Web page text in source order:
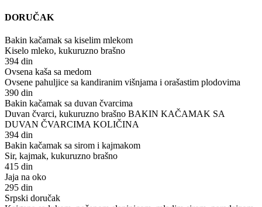
DORUČAK
Bakin kačamak sa kiselim mlekom
Kiselo mleko, kukuruzno brašno
394 din
Ovsena kaša sa medom
Ovsene pahuljice sa kandiranim višnjama i orašastim plodovima
390 din
Bakin kačamak sa duvan čvarcima
Duvan čvarci, kukuruzno brašno BAKIN KAČAMAK SA
DUVAN ČVARCIMA KOLIČINA
394 din
Bakin kačamak sa sirom i kajmakom
Sir, kajmak, kukuruzno brašno
415 din
Jaja na oko
295 din
Srpski doručak